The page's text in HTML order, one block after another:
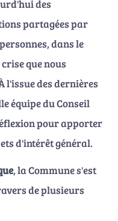
des
partagées par
dans le
que nous
l'issue des dernières
équipe du Conseil
pour apporter
d'intérêt général.
, la Commune s'est
de plusieurs